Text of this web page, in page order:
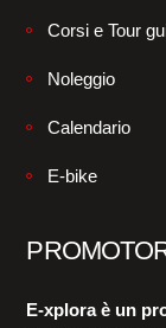
Corsi e Tour
Noleggio
Calendario
E-bike
E-xplora è un